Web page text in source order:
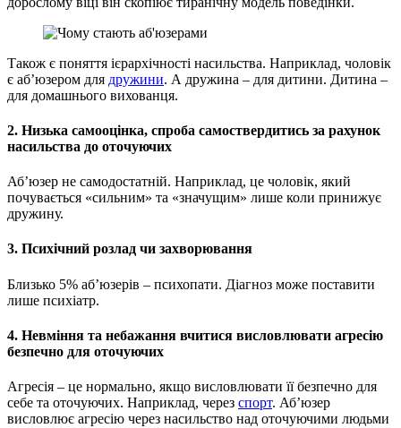
Також є поняття ієрархічності насильства. Наприклад, чоловік
є аб’юзером для дружини. А дружина – для дитини. Дитина –
для домашнього вихованця.
2. Низька самооцінка, спроба самоствердитись за рахунок
насильства до оточуючих
Аб’юзер не самодостатній. Наприклад, це чоловік, який
почувається «сильним» та «значущим» лише коли принижує
дружину.
3. Психічний розлад чи захворювання
Близько 5% аб’юзерів – психопати. Діагноз може поставити
лише психіатр.
4. Невміння та небажання вчитися висловлювати агресію
безпечно для оточуючих
Агресія – це нормально, якщо висловлювати її безпечно для
себе та оточуючих. Наприклад, через спорт. Аб’юзер
висловлює агресію через насильство над оточуючими людьми